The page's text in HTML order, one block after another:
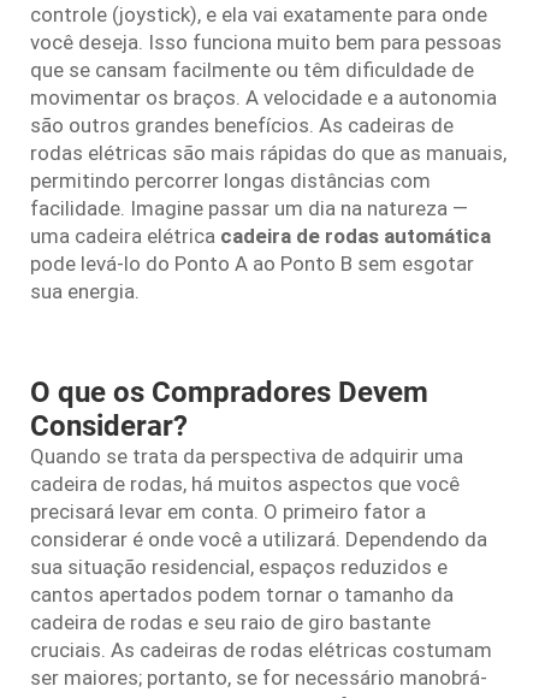
controle (joystick), e ela vai exatamente para onde
você deseja. Isso funciona muito bem para pessoas
que se cansam facilmente ou têm dificuldade de
movimentar os braços. A velocidade e a autonomia
são outros grandes benefícios. As cadeiras de
rodas elétricas são mais rápidas do que as manuais,
permitindo percorrer longas distâncias com
facilidade. Imagine passar um dia na natureza —
uma cadeira elétrica cadeira de rodas automática
pode levá-lo do Ponto A ao Ponto B sem esgotar
sua energia.
O que os Compradores Devem
Considerar?
Quando se trata da perspectiva de adquirir uma
cadeira de rodas, há muitos aspectos que você
precisará levar em conta. O primeiro fator a
considerar é onde você a utilizará. Dependendo da
sua situação residencial, espaços reduzidos e
cantos apertados podem tornar o tamanho da
cadeira de rodas e seu raio de giro bastante
cruciais. As cadeiras de rodas elétricas costumam
ser maiores; portanto, se for necessário manobrá-